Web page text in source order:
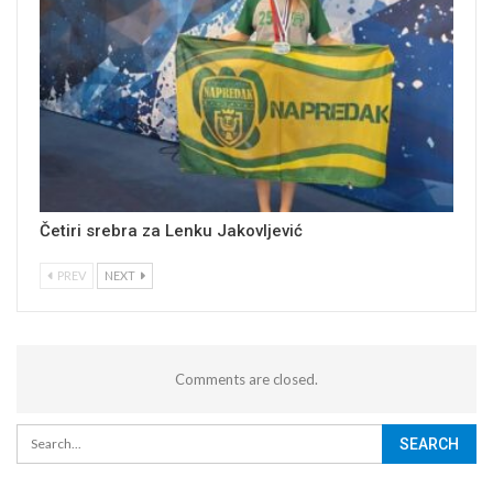
Četiri srebra za Lenku Jakovljević
PREV NEXT
Comments are closed.